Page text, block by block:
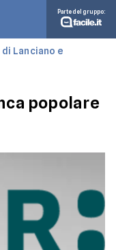
Parte del gruppo:
Lanciano e
popolare